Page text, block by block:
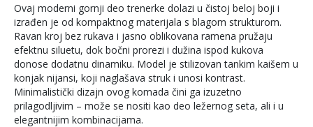
Ovaj moderni gornji deo trenerke dolazi u čistoj beloj boji i
izrađen je od kompaktnog materijala s blagom strukturom.
Ravan kroj bez rukava i jasno oblikovana ramena pružaju
efektnu siluetu, dok bočni prorezi i dužina ispod kukova
donose dodatnu dinamiku. Model je stilizovan tankim kaišem u
konjak nijansi, koji naglašava struk i unosi kontrast.
Minimalistički dizajn ovog komada čini ga izuzetno
prilagodljivim – može se nositi kao deo ležernog seta, ali i u
elegantnijim kombinacijama.